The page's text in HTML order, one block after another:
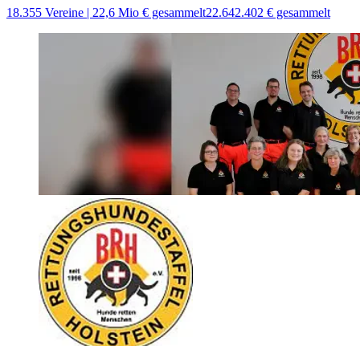
18.355 Vereine | 22,6 Mio € gesammelt22.642.402 € gesammelt